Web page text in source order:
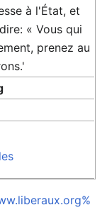
à l'État, et
« Vous qui
prenez au